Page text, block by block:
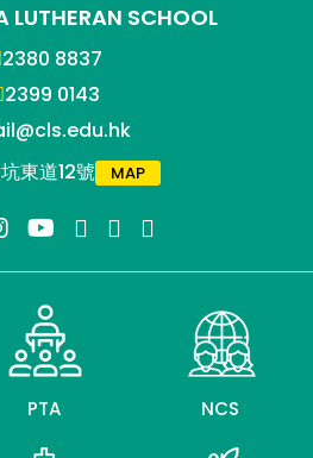
LUTHERAN SCHOOL
2380 8837
2399 0143
東道12號
MAP
PTA NCS